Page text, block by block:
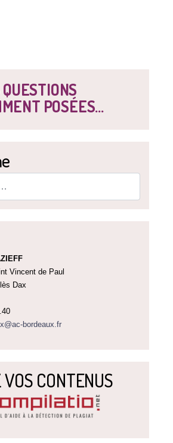
POSÉES...
Vincent de Paul
Dax
bordeaux.fr
CONTENUS